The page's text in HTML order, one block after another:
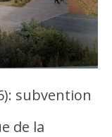
subvention
de la